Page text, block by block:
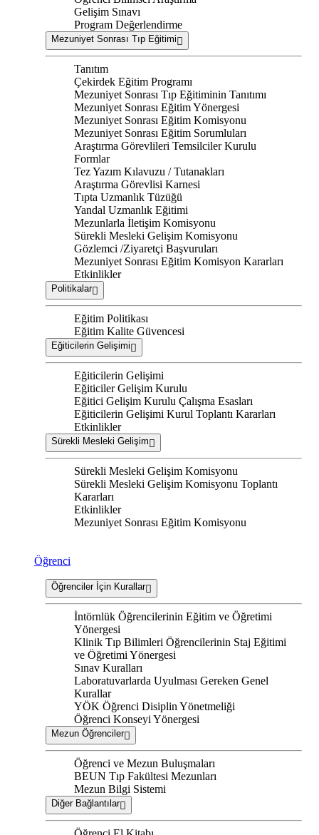
Gelişim Sınavı
Program Değerlendirme
Mezuniyet Sonrası Tıp Eğitimi
Tanıtım
Çekirdek Eğitim Programı
Mezuniyet Sonrası Tıp Eğitiminin Tanıtımı
Mezuniyet Sonrası Eğitim Yönergesi
Mezuniyet Sonrası Eğitim Komisyonu
Mezuniyet Sonrası Eğitim Sorumluları
Araştırma Görevlileri Temsilciler Kurulu
Formlar
Tez Yazım Kılavuzu / Tutanakları
Araştırma Görevlisi Karnesi
Tıpta Uzmanlık Tüzüğü
Yandal Uzmanlık Eğitimi
Mezunlarla İletişim Komisyonu
Sürekli Mesleki Gelişim Komisyonu
Gözlemci /Ziyaretçi Başvuruları
Mezuniyet Sonrası Eğitim Komisyon Kararları
Etkinlikler
Politikalar
Eğitim Politikası
Eğitim Kalite Güvencesi
Eğiticilerin Gelişimi
Eğiticilerin Gelişimi
Eğiticiler Gelişim Kurulu
Eğitici Gelişim Kurulu Çalışma Esasları
Eğiticilerin Gelişimi Kurul Toplantı Kararları
Etkinlikler
Sürekli Mesleki Gelişim
Sürekli Mesleki Gelişim Komisyonu
Sürekli Mesleki Gelişim Komisyonu Toplantı
Kararları
Etkinlikler
Mezuniyet Sonrası Eğitim Komisyonu
Öğrenci
Öğrenciler İçin Kurallar
İntörnlük Öğrencilerinin Eğitim ve Öğretimi
Yönergesi
Klinik Tıp Bilimleri Öğrencilerinin Staj Eğitimi
ve Öğretimi Yönergesi
Sınav Kuralları
Laboratuvarlarda Uyulması Gereken Genel
Kurallar
YÖK Öğrenci Disiplin Yönetmeliği
Öğrenci Konseyi Yönergesi
Mezun Öğrenciler
Öğrenci ve Mezun Buluşmaları
BEUN Tıp Fakültesi Mezunları
Mezun Bilgi Sistemi
Diğer Bağlantılar